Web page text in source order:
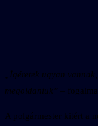
„Ígéretek ugyan
megoldaniuk” –
A polgármester kitért a